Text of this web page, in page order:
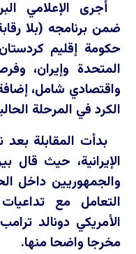
أجرى الإعلامي
ضمن برنامجه (بلا
حكومة إقليم
المتحدة وإيران،
واقتصادي شامل،
الكرد في المرحلة
بدأت المقابلة
الإيرانية، حيث قال
والجمهوريين داخل
التعامل مع
الأمريكي دونالد
مخرجا واضحا منها.